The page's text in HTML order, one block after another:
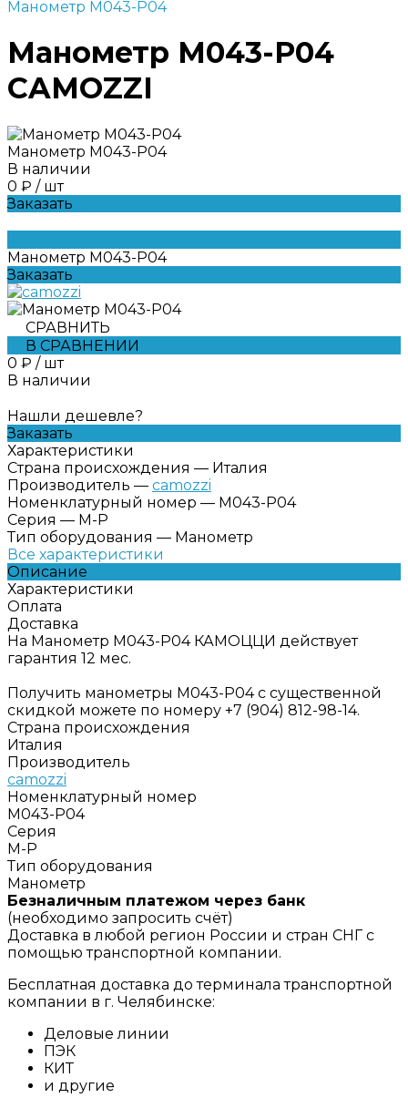
Манометр M043-P04
Манометр M043-P04
CAMOZZI
Манометр M043-P04
В наличии
0 ₽ / шт
Заказать
Манометр M043-P04
Заказать
СРАВНИТЬ
В СРАВНЕНИИ
0 ₽ / шт
В наличии
Нашли дешевле?
Заказать
Характеристики
Страна происхождения — Италия
Производитель — camozzi
Номенклатурный номер — M043-P04
Серия — M-P
Тип оборудования — Манометр
Все характеристики
Описание
Характеристики
Оплата
Доставка
На Манометр M043-P04 КАМОЦЦИ действует
гарантия 12 мес.
Получить манометры M043-P04 с существенной
скидкой можете по номеру +7 (904) 812-98-14.
Страна происхождения
Италия
Производитель
camozzi
Номенклатурный номер
M043-P04
Серия
M-P
Тип оборудования
Манометр
Безналичным платежом через банк
(необходимо запросить счёт)
Доставка в любой регион России и стран СНГ с
помощью транспортной компании.
Бесплатная доставка до терминала транспортной
компании в г. Челябинске:
Деловые линии
ПЭК
КИТ
и другие